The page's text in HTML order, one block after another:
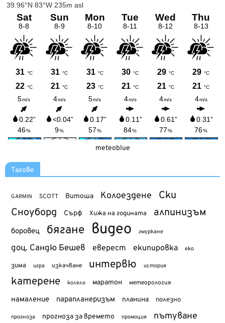
meteoblue
Тагове
GARMIN SCOTT Витоша Колоездене Ски
Сноуборд Сърф Хижа на годината алпинизъм
боровец бягане видео гмуркане
доц. Сандю Бешев еверест екипировка еко
зима игра изкачване интервю история
катерене колело маратон метеорология
намаление парапланеризъм планина полезно
прогноза прогноза за времето промоция пътуване